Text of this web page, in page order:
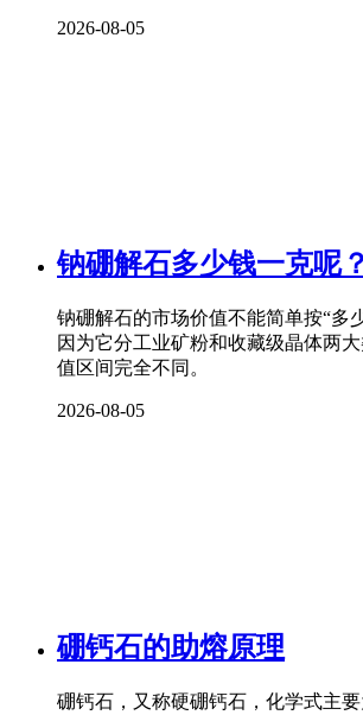
2026-08-05
钠硼解石多少钱一克呢？
钠硼解石的市场价值不能简单按“多
因为它分工业矿粉和收藏级晶体两
值区间完全不同。
2026-08-05
硼钙石的助熔原理
硼钙石，又称硬硼钙石，化学式主要